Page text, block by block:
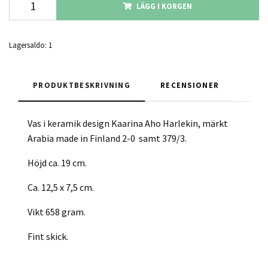
LÄGG I KORGEN
Lagersaldo: 1
PRODUKTBESKRIVNING RECENSIONER
Vas i keramik design Kaarina Aho Harlekin, märkt
Arabia made in Finland 2-0 samt 379/3.
Höjd ca. 19 cm.
Ca. 12,5 x 7,5 cm.
Vikt 658 gram.
Fint skick.